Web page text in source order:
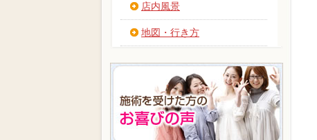
店内風景
地図・行き方